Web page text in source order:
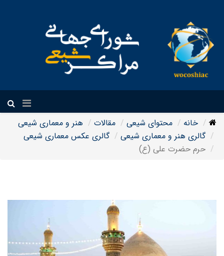
خانه محتوای شیعی مقالات
هنر و معماری شیعی
گالری هنر و معماری شیعی
گالری عکس معماری شیعی
حرم حضرت علی (ع)